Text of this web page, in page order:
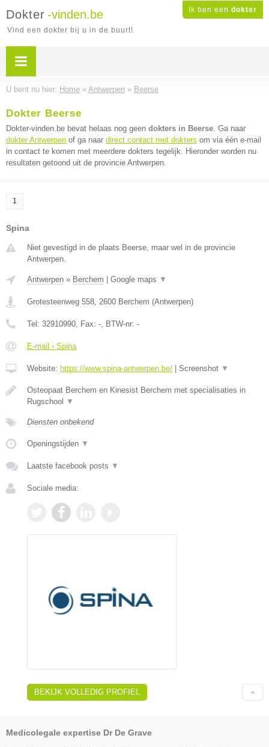
Ik ben een dokter
Dokter -vinden.be
Vind een dokter bij u in de buurt!
U bent nu hier: Home » Antwerpen » Beerse
Dokter Beerse
Dokter-vinden.be bevat helaas nog geen dokters in Beerse. Ga naar
dokter Antwerpen of ga naar direct contact met dokters om via één e-mail
in contact te komen met meerdere dokters tegelijk. Hieronder worden nu
resultaten getoond uit de provincie Antwerpen.
1
Spina
Niet gevestigd in de plaats Beerse, maar wel in de provincie
Antwerpen.
Antwerpen » Berchem Google maps ▼
Grotesteenweg 558, 2600 Berchem (Antwerpen)
Tel: 32910990, Fax: -, BTW-nr: -
E-mail › Spina
Website: https://www.spina-antwerpen.be/ Screenshot ▼
Osteopaat Berchem en Kinesist Berchem met specialisaties in
Rugschool
▼
Diensten onbekend
Openingstijden ▼
Laatste facebook posts ▼
Sociale media:
BEKIJK VOLLEDIG PROFIEL
Medicolegale expertise Dr De Grave